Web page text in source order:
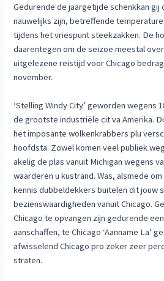
Gedurende de jaargetijde schenkkan gij
nauwelijks zijn, betreffende
tijdens het vriespunt steekzakken. De
daarentegen om de seizoe meestal
uitgelezene reistijd voor Chicago
november.
‘Stelling Windy City’ geworden wegens
de grootste industriële cit va Amerika.
het imposante wolkenkrabbers plu
hoofdsta. Zowel komen veel publiek
akelig de plas vanuit Michigan wegens
waarderen u kustrand. Was, alsmede
kennis dubbeldekkers buitelen dit jouw
bezienswaardigheden vanuit Chicago.
Chicago te opvangen zijn gedurende
aanschaffen, te Chicago ‘Aanname La’
afwisselend Chicago pro zeker zeer
straten.